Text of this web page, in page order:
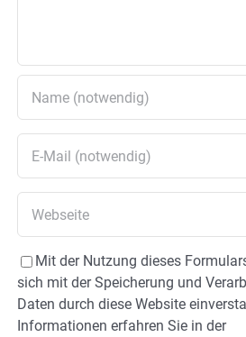
Mit der Nutzung dieses
sich mit der Speicherung und
Daten durch diese Website
Informationen erfahren Sie in der